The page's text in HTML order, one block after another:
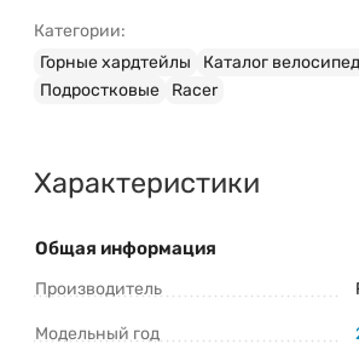
24 (2025)
Быстрая доставкав любой регион
Профессиональная сборка и
Затрудняетесь с выбором
быстрого ответа!
Наш
характеристики Racer Rider 24
Категории:
Горные хардтейлы
Каталог
Подростковые
Racer
Характеристики
Общая информация
Производитель
Модельный год